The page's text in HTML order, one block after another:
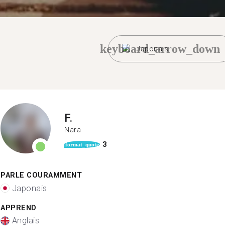
Japonais
keyboard_arrow_down
F.
Nara
format_quote 3
PARLE COURAMMENT
Japonais
APPREND
Anglais